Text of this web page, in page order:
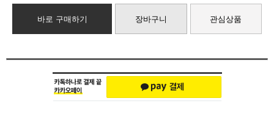
바로 구매하기 장바구니 관심상품